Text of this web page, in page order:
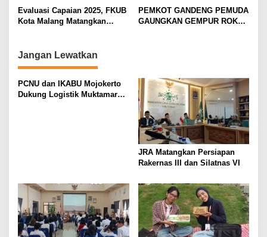
a
t
o
n
SPPG
Evaluasi Capaian 2025, FKUB
Kota Malang Matangkan
PEMKOT GANDENG PEMUDA
GAUNGKAN GEMPUR ROKOK
Jangan Lewatkan
PCNU dan IKABU Mojokerto
Dukung Logistik Muktamar
JRA Matangkan Persiapan
Rakernas III dan Silatnas VI